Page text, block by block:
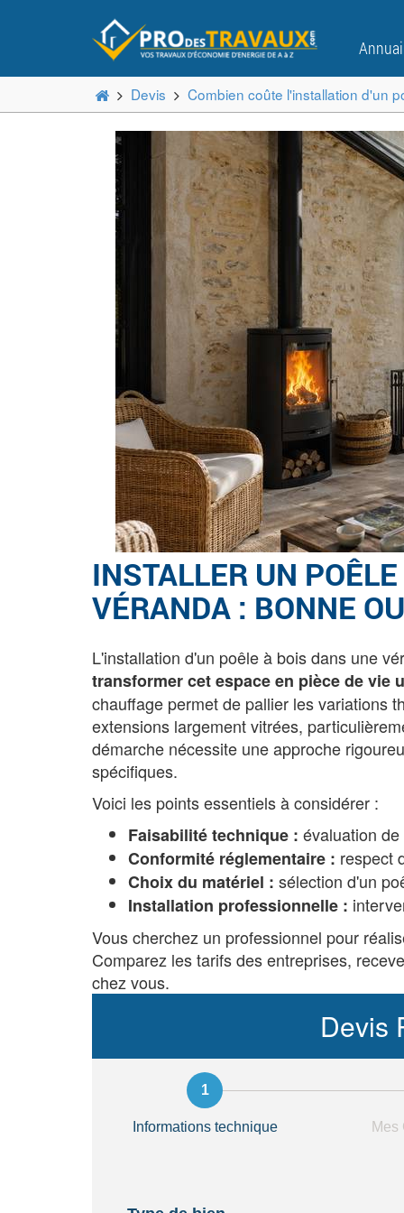
Devis Combien coûte l'installation d'un
INSTALLER UN
VÉRANDA : BONNE
L'installation d'un poêle à bois dans une
transformer cet espace en pièce de vie
chauffage permet de pallier les variations
extensions largement vitrées,
démarche nécessite une approche
spécifiques.
Voici les points essentiels à considérer :
Faisabilité technique : évaluation
Conformité réglementaire : respect
Choix du matériel : sélection d'un
Installation professionnelle :
Vous cherchez un professionnel pour
Comparez les tarifs des entreprises,
chez vous.
Devis
Informations technique Mes